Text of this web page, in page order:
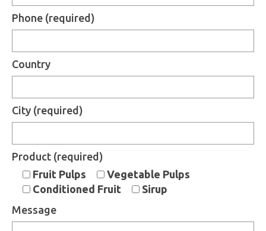
Phone (required)
Country
City (required)
Product (required)
Fruit Pulps
Vegetable Pulps
Conditioned Fruit
Sirup
Message